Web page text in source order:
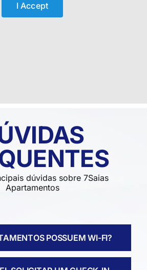
I Accept
dúvidas sobre 7Saias
Apartamentos
POSSUEM WI-FI?